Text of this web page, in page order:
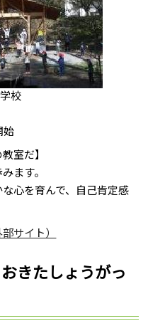
校
始
室だ】
ます。
心を育んで、自己肯定感
サイト）
きたしょうがっ